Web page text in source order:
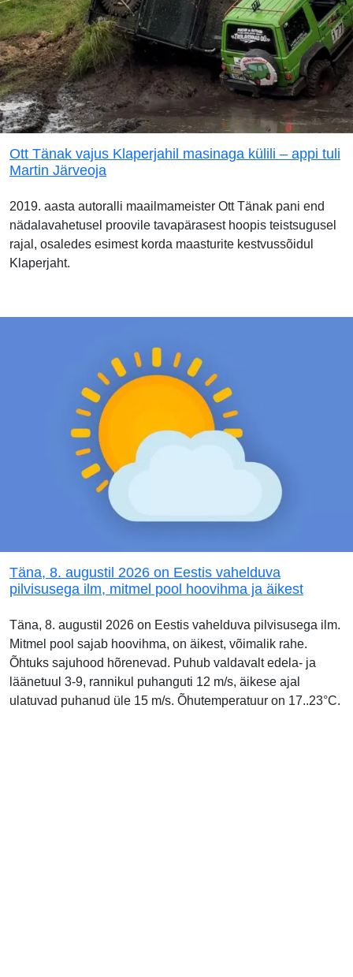
Ott Tänak vajus Klaperjahil masinaga külili – appi tuli
Martin Järveoja
2019. aasta autoralli maailmameister Ott Tänak pani end
nädalavahetusel proovile tavapärasest hoopis teistsugusel
rajal, osaledes esimest korda maasturite kestvussõidul
Klaperjaht.
Täna, 8. augustil 2026 on Eestis vahelduva
pilvisusega ilm, mitmel pool hoovihma ja äikest
Täna, 8. augustil 2026 on Eestis vahelduva pilvisusega ilm.
Mitmel pool sajab hoovihma, on äikest, võimalik rahe.
Õhtuks sajuhood hõrenevad. Puhub valdavalt edela- ja
läänetuul 3-9, rannikul puhanguti 12 m/s, äikese ajal
ulatuvad puhanud üle 15 m/s. Õhutemperatuur on 17..23°C.